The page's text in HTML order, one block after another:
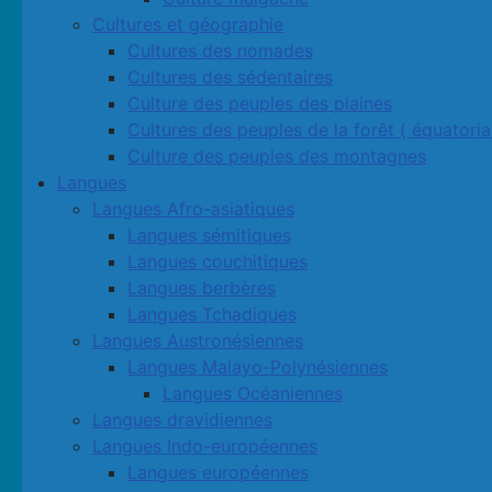
Cultures et géographie
Cultures des nomades
Cultures des sédentaires
Culture des peuples des plaines
Cultures des peuples de la forêt (
Culture des peuples des montagnes
Langues
Langues Afro-asiatiques
Langues sémitiques
Langues couchitiques
Langues berbères
Langues Tchadiques
Langues Austronésiennes
Langues Malayo-Polynésiennes
Langues Océaniennes
Langues dravidiennes
Langues Indo-européennes
Langues européennes